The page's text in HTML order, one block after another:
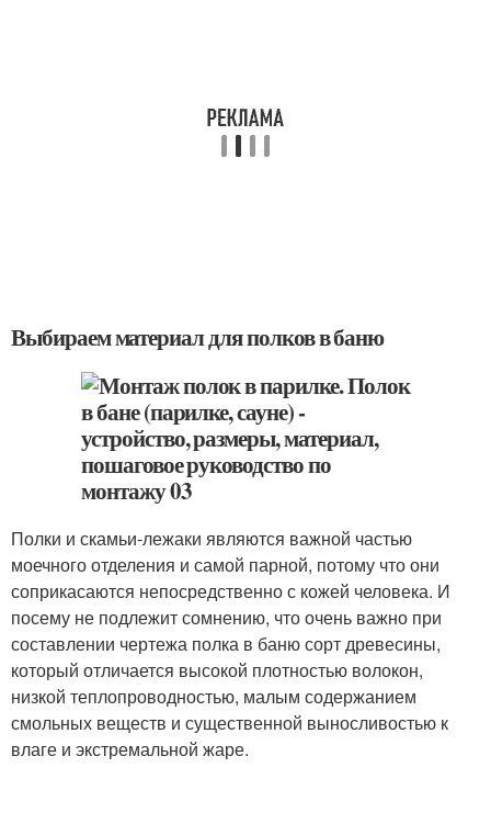
Выбираем материал для полков в баню
Полки и скамьи-лежаки являются важной частью
моечного отделения и самой парной, потому что они
соприкасаются непосредственно с кожей человека. И
посему не подлежит сомнению, что очень важно при
составлении чертежа полка в баню сорт древесины,
который отличается высокой плотностью волокон,
низкой теплопроводностью, малым содержанием
смольных веществ и существенной выносливостью к
влаге и экстремальной жаре.